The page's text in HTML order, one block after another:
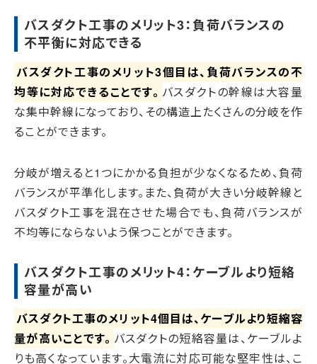
バスダクト工事のメリット3：負荷バランスの
不平衡に対応できる
バスダクト工事のメリット3個目は、負荷バランスの不
均等に対応できることです。 バスダクトの幹線は大容量
な集中幹線になっており、その構造上たくさんの分岐を作
ることができます。
分岐が増えると1つにかかる負担が少なくなるため、負荷
バランスが平準化します。また、負荷が大きい分岐幹線と
バスダクト工事を混在させた場合でも、負荷バランスが
不均等にならないよう保つことができます。
バスダクト工事のメリット4：ケーブルより短絡
容量が高い
バスダクト工事のメリット4個目は、ケーブルより短縮容
量が高いことです。 バスダクトの短絡容量は、ケーブルよ
りも高くなっています。大電流に対応可能な堅牢性は、こ